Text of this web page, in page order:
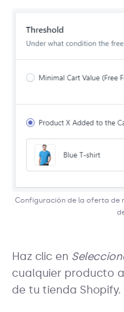
Configuración de la oferta de
Haz clic en
cualquier producto
de tu tienda Shopify.